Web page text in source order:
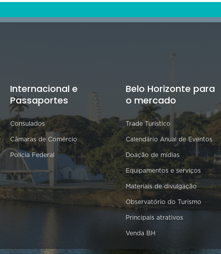
Internacional e
Passaportes
Consulados
Câmaras de Comércio
Polícia Federal
Belo Horizonte para
o mercado
Trade Turístico
Calendário Anual de Eventos
Doação de mídias
Equipamentos e serviços
Materiais de divulgação
Observatório do Turismo
Principais atrativos
Venda BH